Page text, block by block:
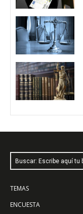
Buscar: Escribe aquí tu
TEMAS
ENCUESTA